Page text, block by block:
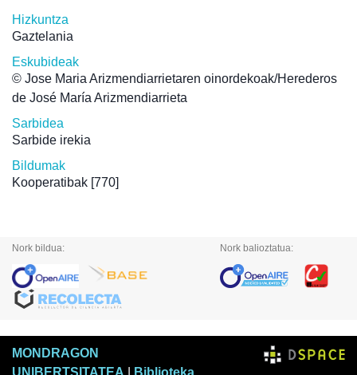
Hizkuntza
Gaztelania
Eskubideak
© Jose Maria Arizmendiarrietaren oinordekoak/Herederos
de José María Arizmendiarrieta
Sarbidea
Sarbide irekia
Bildumak
Kooperatibak [770]
Nork bildua: Nork balioztatua:
MONDRAGON